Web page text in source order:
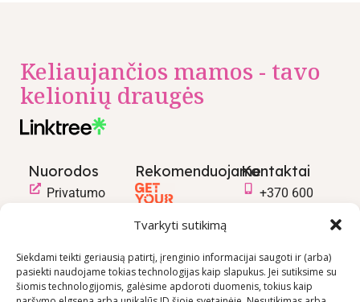
Tvarkyti sutikimą
Siekdami teikti geriausią patirtį, įrenginio informacijai saugoti ir (arba)
pasiekti naudojame tokias technologijas kaip slapukus. Jei sutiksime su
šiomis technologijomis, galėsime apdoroti duomenis, tokius kaip
Keliaujančios mamos - tavo
kelionių draugės
Nuorodos
Privatumo
pirkimo –
pardavimo
taisyklės
RekomenduojameKontaktai
+370 600